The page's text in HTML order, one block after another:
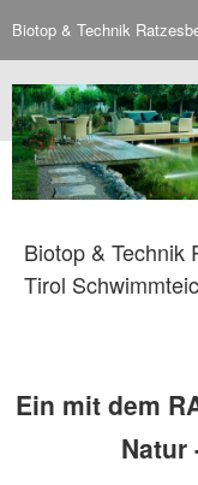
Biotop & Technik
Biotop & Technik
Tirol
Ein mit dem
Natur